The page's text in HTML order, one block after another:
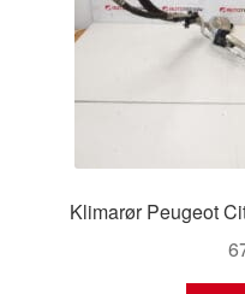
Klimarør Peugeot